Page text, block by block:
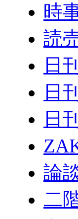
時
読
日
日
日
論
二